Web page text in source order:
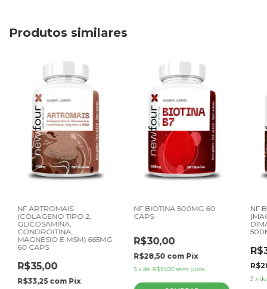
Produtos similares
NF ARTROMAIS
(COLAGENO TIPO 2,
GLICOSAMINA,
CONDROITINA,
MAGNESIO E MSM) 665MG
60 CAPS
R$35,00
R$33,25 com Pix
NF BIOTINA 500MG 60
CAPS
R$30,00
R$28,50 com Pix
3 xde R$10,00 sem juros
NF
3 x